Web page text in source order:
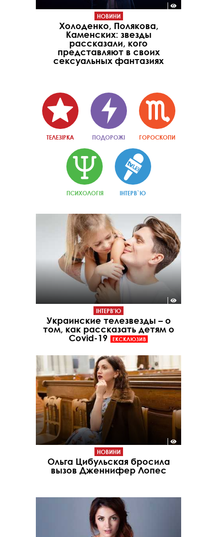
НОВИНИ
Холоденко, Полякова,
Каменских: звезды
рассказали, кого
представляют в своих
сексуальных фантазиях
ТЕЛЕЗІРКА ПОДОРОЖІ ГОРОСКОПИ
ПСИХОЛОГІЯ ІНТЕРВ`Ю
ІНТЕРВ'Ю
Украинские телезвезды – о
том, как рассказать детям о
Covid-19
ЕКСКЛЮЗИВ
НОВИНИ
Ольга Цибульская бросила
вызов Дженнифер Лопес